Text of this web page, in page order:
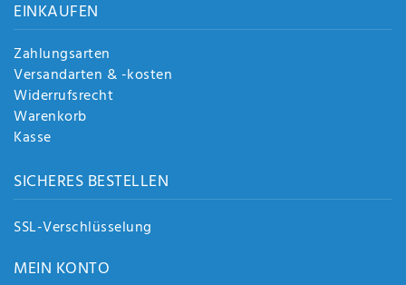
EINKAUFEN
Zahlungsarten
Versandarten & -kosten
Widerrufsrecht
Warenkorb
Kasse
SICHERES BESTELLEN
SSL-Verschlüsselung
MEIN KONTO